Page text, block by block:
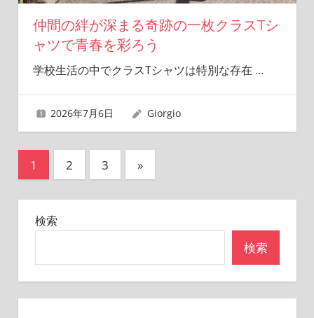
仲間の絆が深まる奇跡の一枚クラスTシ
ャツで青春を彩ろう
学校生活の中でクラスTシャツは特別な存在 …
2026年7月6日 Giorgio
投
の
ー
ジ
1 2 3
次
の
記
»
検索
検索